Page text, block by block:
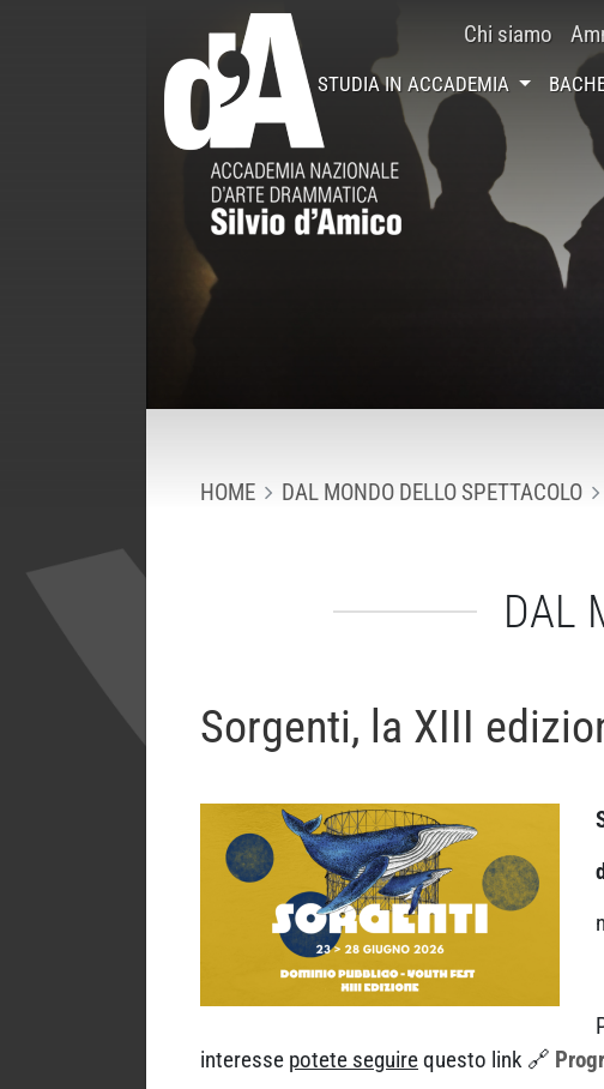
Chi siamo
STUDIA IN ACCADEMIA
HOME DAL MONDO DELLO SPETTACOLO
DAL
Sorgenti, la XIII
interesse potete seguirequesto link 🔗